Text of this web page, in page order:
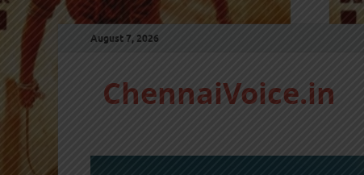
August 7, 2026
ChennaiVoice.in